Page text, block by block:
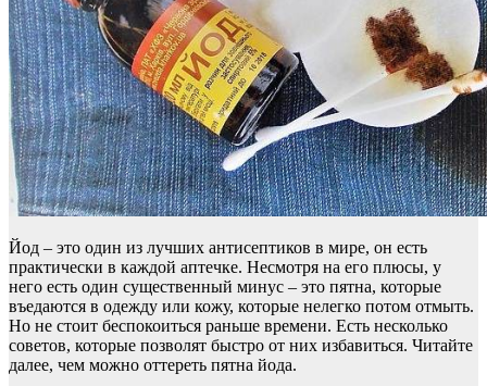
Йод – это один из лучших антисептиков в мире, он есть
практически в каждой аптечке. Несмотря на его плюсы, у
него есть один существенный минус – это пятна, которые
въедаются в одежду или кожу, которые нелегко потом отмыть.
Но не стоит беспокоиться раньше времени. Есть несколько
советов, которые позволят быстро от них избавиться. Читайте
далее, чем можно оттереть пятна йода.